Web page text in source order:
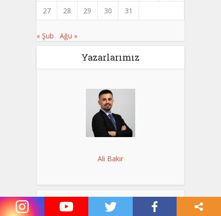
27
28 29 30 31
« Şub Ağu »
Yazarlarımız
Ali Bakır